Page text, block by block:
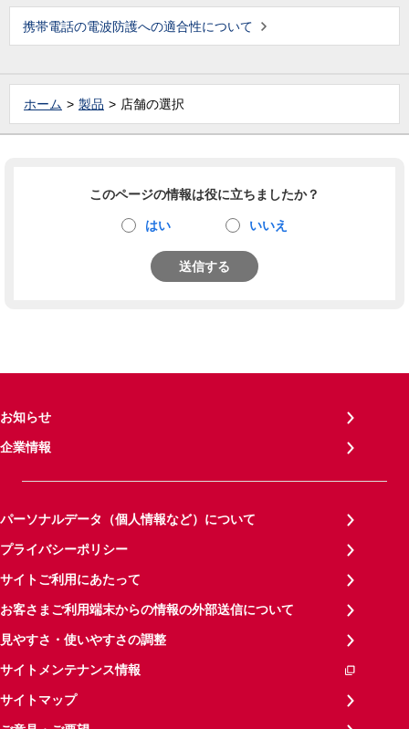
携帯電話の電波防護への適合性について
ホーム 製品 店舗の選択
このページの情報は役に立ちましたか？
はい いいえ
送信する
お知らせ
企業情報
パーソナルデータ（個人情報など）について
プライバシーポリシー
サイトご利用にあたって
お客さまご利用端末からの情報の外部送信について
見やすさ・使いやすさの調整
サイトメンテナンス情報
サイトマップ